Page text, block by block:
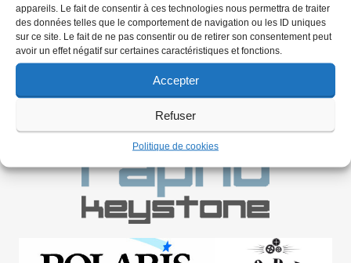
appareils. Le fait de consentir à ces technologies nous permettra de traiter
des données telles que le comportement de navigation ou les ID uniques
sur ce site. Le fait de ne pas consentir ou de retirer son consentement peut
avoir un effet négatif sur certaines caractéristiques et fonctions.
Accepter
Refuser
Politique de cookies